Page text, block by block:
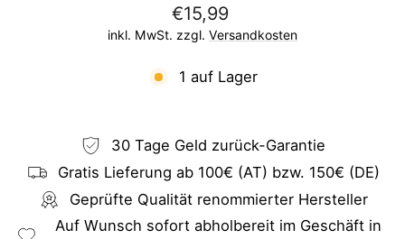
Normaler
Preis
€15,99
inkl. MwSt. zzgl. Versandkosten
1 auf Lager
30 Tage Geld zurück-Garantie
Gratis Lieferung ab 100€ (AT) bzw. 150€ (DE)
Geprüfte Qualität renommierter Hersteller
Auf Wunsch sofort abholbereit im Geschäft in